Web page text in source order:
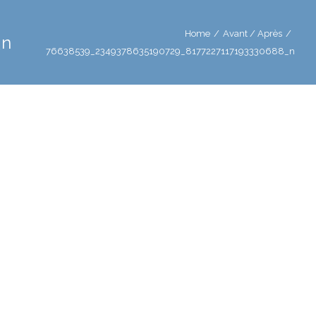
Home / Avant / Après /
76638539_2349378635190729_8177227117193330688_n